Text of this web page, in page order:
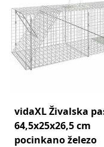
vidaXL Živalska
64,5x25x26,5 cm
pocinkano železo